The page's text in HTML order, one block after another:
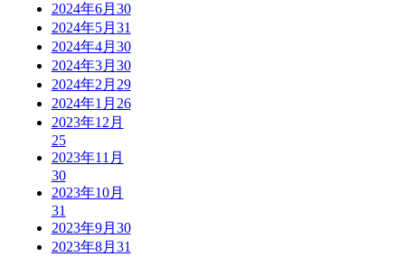
2024年6月 30
2024年5月 31
2024年4月 30
2024年3月 30
2024年2月 29
2024年1月 26
2023年12月
25
2023年11月
30
2023年10月
31
2023年9月 30
2023年8月 31